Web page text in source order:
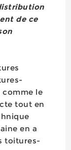
de ce
comme le
tout en
en a
toitures-